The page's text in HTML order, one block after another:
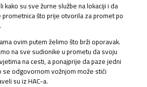
kako su sve žurne službe na lokaciji i da
prometnica što prije otvorila za promet po
ovim putem želimo što brži oporavak.
na sve sudionike u prometu da svoju
na cesti, a ponajprije da paze jedni
se odgovornom vožnjom može stići
su iz HAC-a.